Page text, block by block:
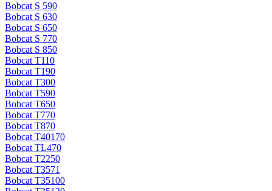
Bobcat S 590
Bobcat S 630
Bobcat S 650
Bobcat S 770
Bobcat S 850
Bobcat T110
Bobcat T190
Bobcat T300
Bobcat T590
Bobcat T650
Bobcat T770
Bobcat T870
Bobcat T40170
Bobcat TL470
Bobcat Т2250
Bobcat Т3571
Bobcat Т35100